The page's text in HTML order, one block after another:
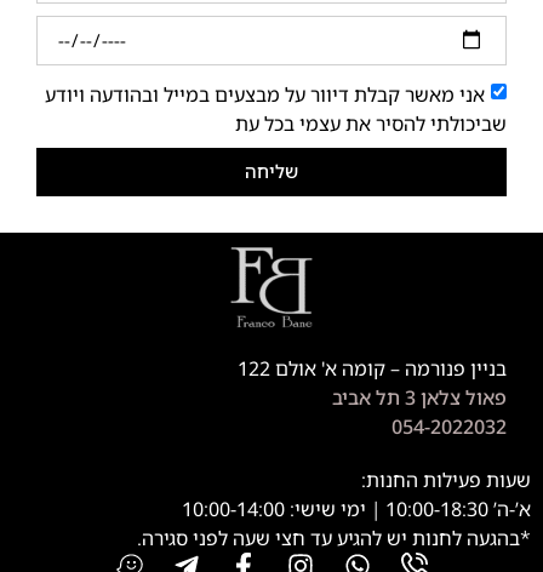
אני מאשר קבלת דיוור על מבצעים במייל ובהודעה ויודע
שביכולתי להסיר את עצמי בכל עת
שליחה
בניין פנורמה – קומה א' אולם 122
פאול צלאן 3 תל אביב
054-2022032
שעות פעילות החנות:
א’-ה’ 10:00-18:30 | ימי שישי: 10:00-14:00
*בהגעה לחנות יש להגיע עד חצי שעה לפני סגירה.